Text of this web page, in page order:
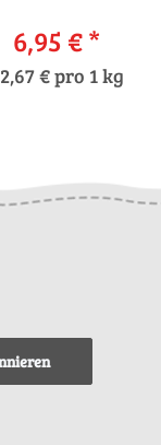
6,95 €*
€ pro 1 kg